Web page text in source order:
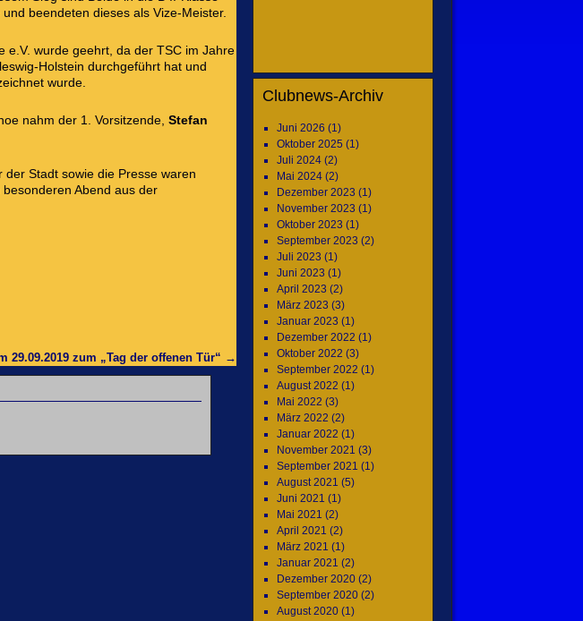
beendeten dieses als Vize-Meister.
e.V. wurde geehrt, da der TSC im Jahre
Holstein durchgeführt hat und
wurde.
nahm der 1. Vorsitzende, Stefan
Stadt sowie die Presse waren
Abend aus der
29.09.2019 zum „Tag der offenen Tür“ →
Clubnews-Archiv
Juni 2026 (1)
Oktober 2025 (1)
Juli 2024(2)
Mai 2024(2)
Dezember 2023 (1)
November 2023 (1)
Oktober 2023 (1)
September 2023 (2)
Juli 2023 (1)
Juni 2023 (1)
April 2023 (2)
März 2023 (3)
Januar 2023 (1)
Dezember 2022 (1)
Oktober 2022 (3)
September 2022 (1)
August 2022 (1)
Mai 2022 (3)
März 2022 (2)
Januar 2022 (1)
November 2021 (3)
September 2021 (1)
August 2021 (5)
Juni 2021 (1)
Mai 2021 (2)
April 2021 (2)
März 2021 (1)
Januar 2021 (2)
Dezember 2020(2)
September 2020(2)
August 2020(1)